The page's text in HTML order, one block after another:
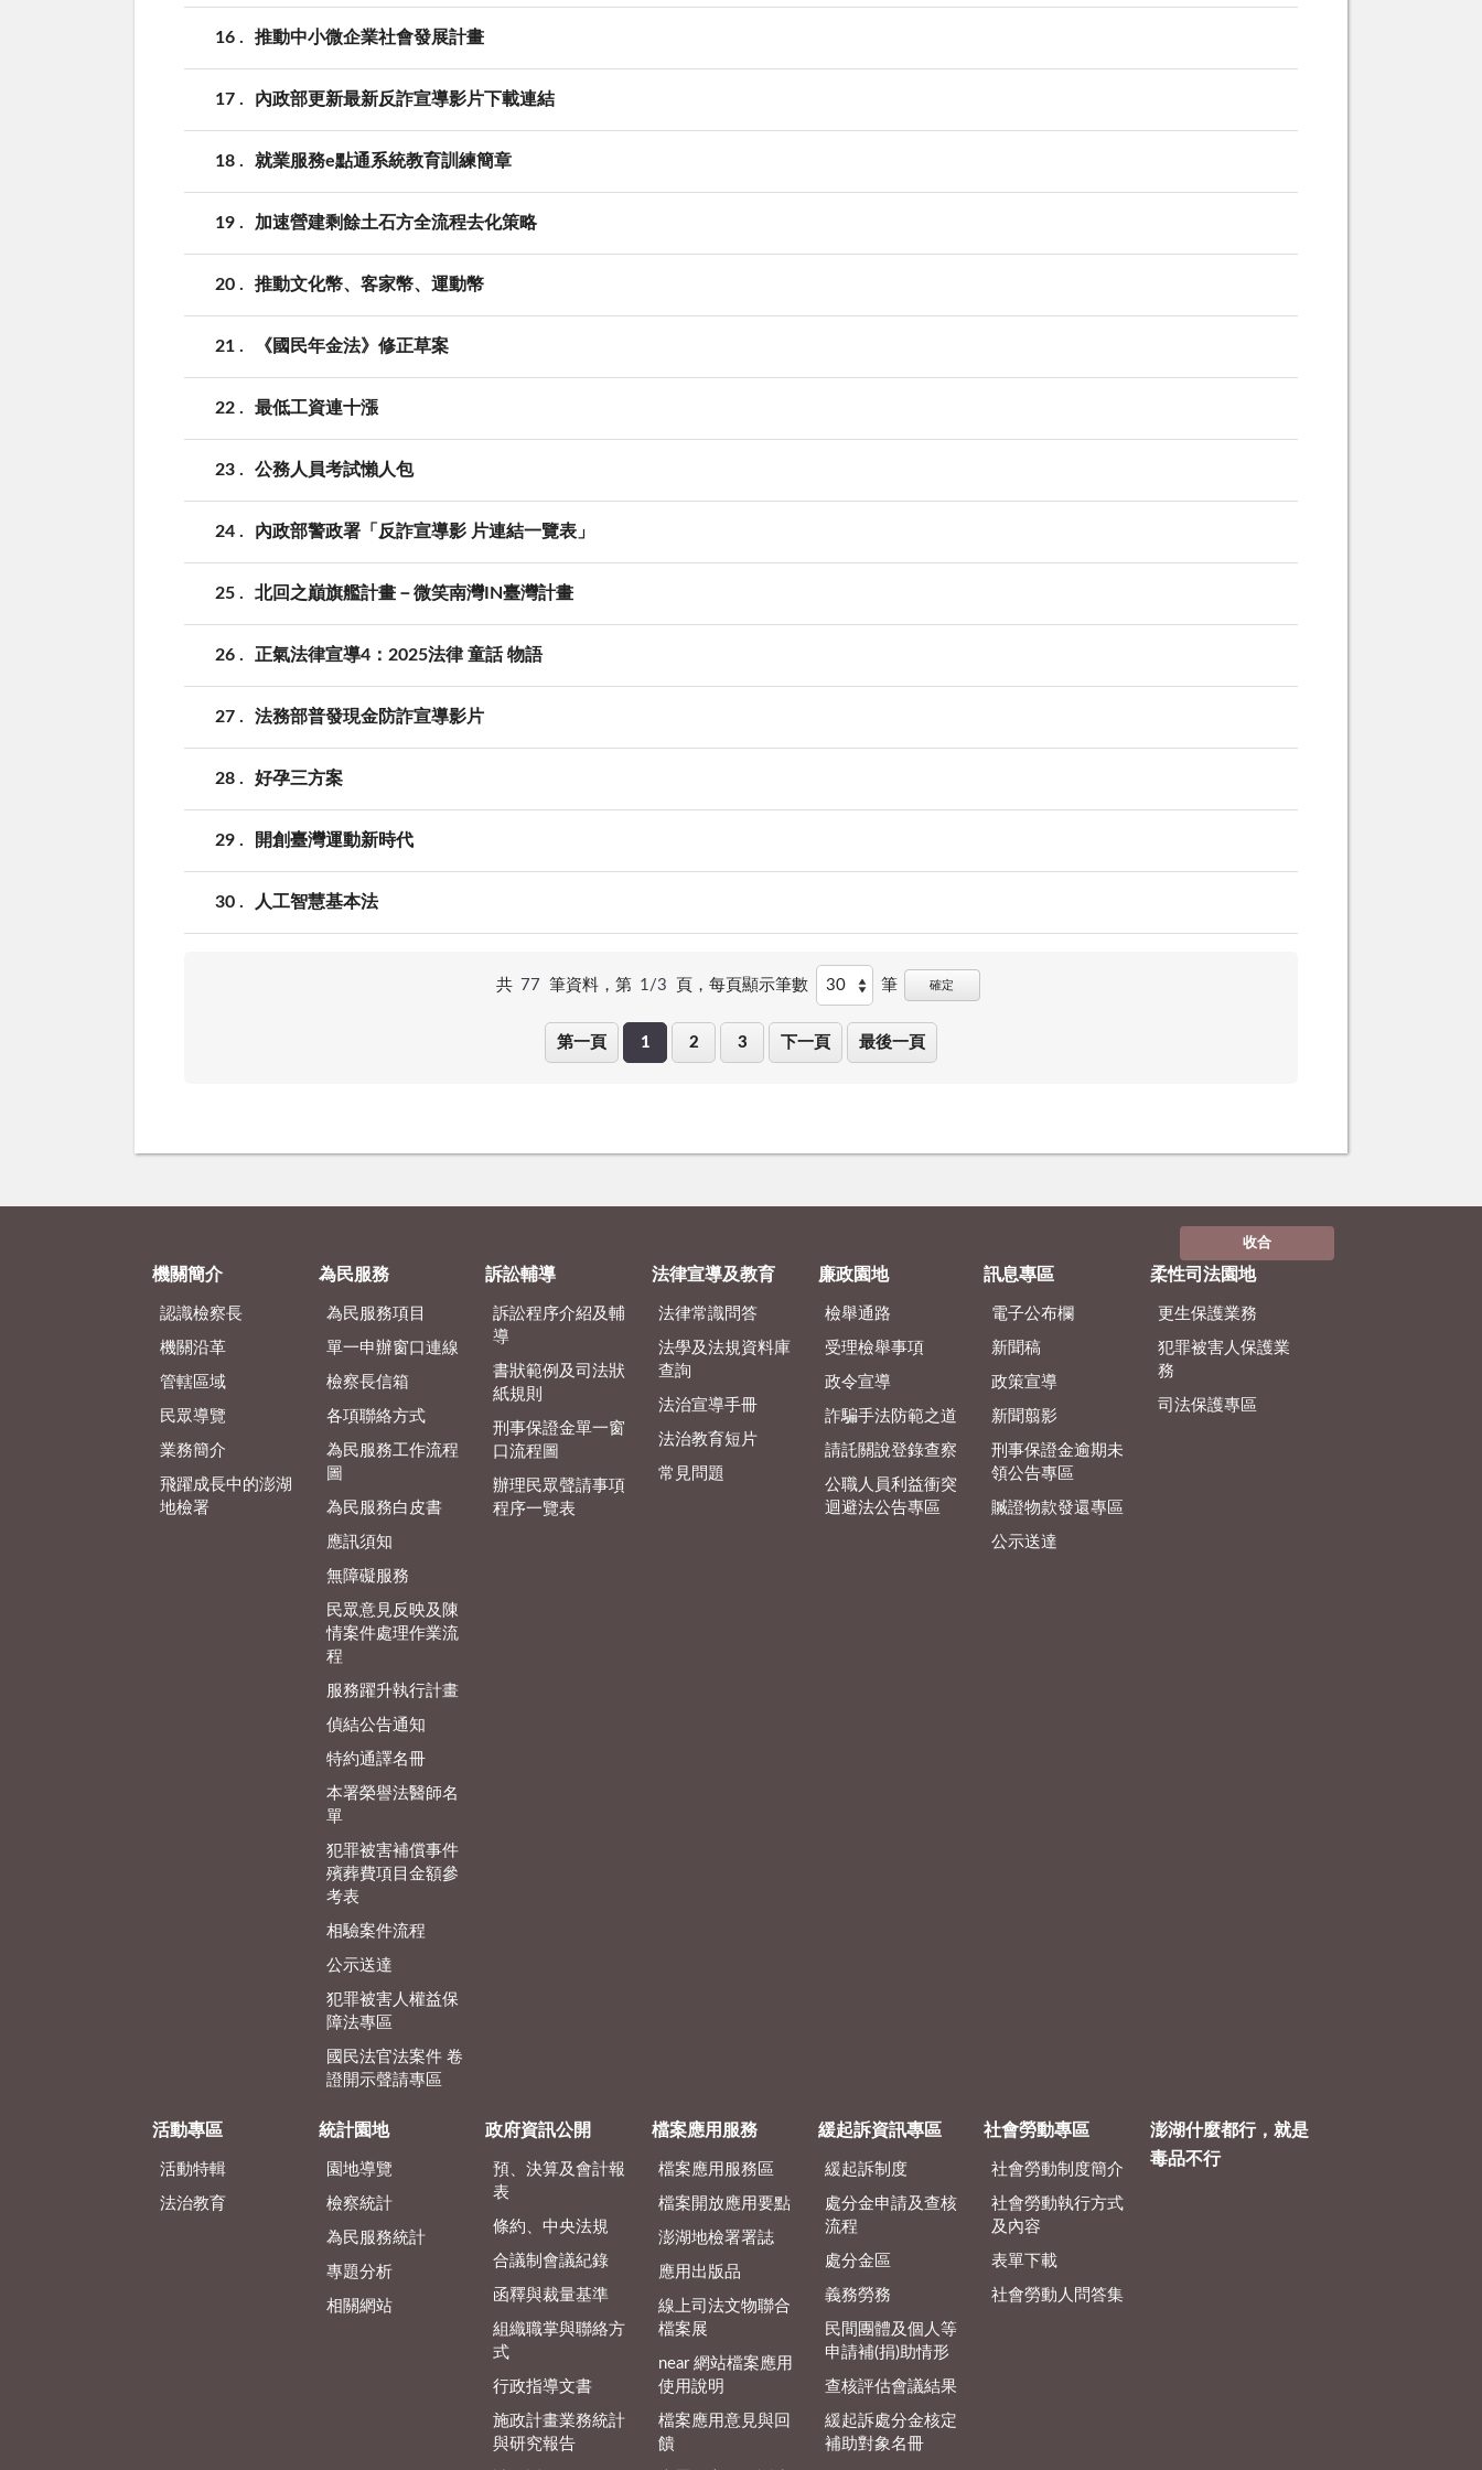
16 推動中小微企業社會發展計畫
17 內政部更新最新反詐宣導影片下載連結
18 就業服務e點通系統教育訓練簡章
19 加速營建剩餘土石方全流程去化策略
20 推動文化幣、客家幣、運動幣
21 《國民年金法》修正草案
22 最低工資連十漲
23 公務人員考試懶人包
24 內政部警政署「反詐宣導影 片連結一覽表」
25 北回之巔旗艦計畫－微笑南灣IN臺灣計畫
26 正氣法律宣導4：2025法律 童話 物語
27 法務部普發現金防詐宣導影片
28 好孕三方案
29 開創臺灣運動新時代
30 人工智慧基本法
共 77 筆資料，第 1/3 頁， 每頁顯示筆數 筆 確定
第一頁 1 2 3 下一頁 最後一頁
收合
機關簡介
認識檢察長
機關沿革
管轄區域
民眾導覽
業務簡介
飛躍成長中的澎湖
地檢署
為民服務
為民服務項目
單一申辦窗口連線
檢察長信箱
各項聯絡方式
為民服務工作流程
圖
為民服務白皮書
應訊須知
無障礙服務
民眾意見反映及陳
情案件處理作業流
程
服務躍升執行計畫
偵結公告通知
特約通譯名冊
本署榮譽法醫師名
單
犯罪被害補償事件
殯葬費項目金額參
考表
相驗案件流程
公示送達
犯罪被害人權益保
障法專區
國民法官法案件 卷
證開示聲請專區
訴訟輔導
訴訟程序介紹及輔
導
書狀範例及司法狀
紙規則
刑事保證金單一窗
口流程圖
辦理民眾聲請事項
程序一覽表
法律宣導及教育
法律常識問答
法學及法規資料庫
查詢
法治宣導手冊
法治教育短片
常見問題
廉政園地
檢舉通路
受理檢舉事項
政令宣導
詐騙手法防範之道
請託關說登錄查察
公職人員利益衝突
迴避法公告專區
訊息專區
電子公布欄
新聞稿
政策宣導
新聞翦影
刑事保證金逾期未
領公告專區
贓證物款發還專區
公示送達
柔性司法園地
更生保護業務
犯罪被害人保護業
務
司法保護專區
活動專區
活動特輯
法治教育
統計園地
園地導覽
檢察統計
為民服務統計
專題分析
相關網站
政府資訊公開
預、決算及會計報
表
條約、中央法規
合議制會議紀錄
函釋與裁量基準
組織職掌與聯絡方
式
行政指導文書
施政計畫業務統計
與研究報告
檔案應用服務
檔案應用服務區
檔案開放應用要點
澎湖地檢署署誌
應用出版品
線上司法文物聯合
檔案展
near 網站檔案應用
使用說明
檔案應用意見與回
饋
緩起訴資訊專區
緩起訴制度
處分金申請及查核
流程
處分金區
義務勞務
民間團體及個人等
申請補(捐)助情形
查核評估會議結果
緩起訴處分金核定
補助對象名冊
社會勞動專區
社會勞動制度簡介
社會勞動執行方式
及內容
表單下載
社會勞動人問答集
澎湖什麼都行，就是
毒品不行